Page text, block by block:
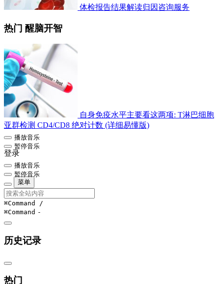
体检报告结果解读归因咨询服务
热门 醒脑开智
自身免疫水平主要看这两项: T淋巴细胞
亚群检测 CD4/CD8 绝对计数 (详细易懂版)
播放音乐
暂停音乐
登录
播放音乐
暂停音乐
菜单
⌘Command /
⌘Command -
历史记录
热门